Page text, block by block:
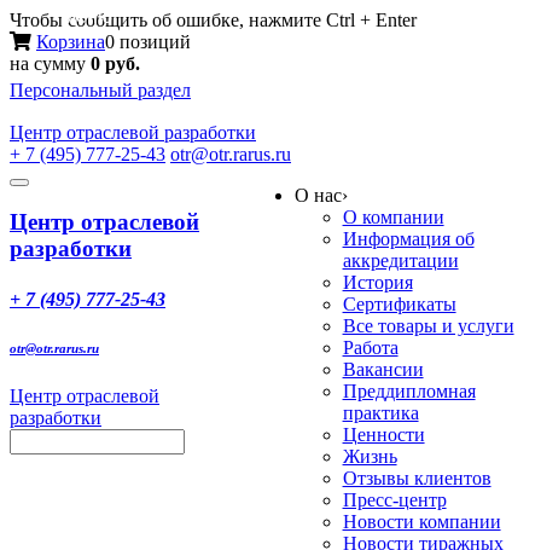
Чтобы сообщить об ошибке, нажмите Ctrl + Enter
Корзина0 позиций
на сумму 0 руб.
Персональный раздел
Центр отраслевой разработки
+ 7 (495) 777-25-43 otr@otr.rarus.ru
Toggle
Меню
Центр отраслевой
разработки
+ 7 (495) 777-25-43
otr@otr.rarus.ru
Центр отраслевой
разработки
О нас›
О компании
Информация об
аккредитации
История
Сертификаты
Все товары и услуги
Работа
Вакансии
Преддипломная
практика
Ценности
Жизнь
Отзывы клиентов
Пресс-центр
Новости компании
Новости тиражных